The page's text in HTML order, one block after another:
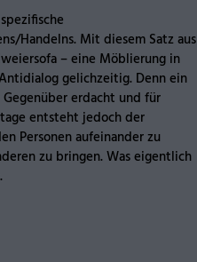
Handelns. Mit diesem Satz aus
– eine Möblierung in
gelichzeitig. Denn ein
erdacht und für
entsteht jedoch der
Personen aufeinander zu
zu bringen. Was eigentlich